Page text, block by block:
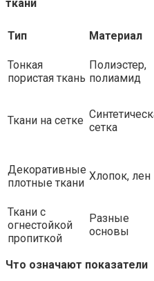
ткани
Тип Материал
Тонкая
пористая ткань
Полиэстер,
полиамид
Ткани на сетке
сетка
Декоративные
плотные ткани
Хлопок, лен
Ткани с
огнестойкой
пропиткой
Разные
основы
Что означают показатели